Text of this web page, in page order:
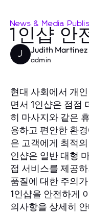
News & Media
1인샵 안
J Judith Martinez
admin
현대 사회에서 개
면서 1인샵은 점점
히 마사지와 같은
용하고 편안한 환
은 고객에게 최적
인샵은 일반 대형
접 서비스를 제공
품질에 대한 주의
1인샵을 안전하게
의사항을 상세히